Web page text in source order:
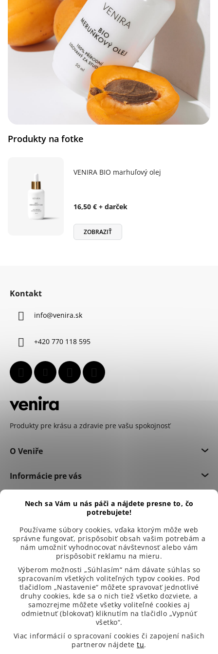
Nech sa Vám u nás páči a nájdete presne to, čo
potrebujete!
Používame súbory cookies, vďaka ktorým môže web
správne fungovať, prispôsobiť obsah vašim potrebám a
nám umožniť vyhodnocovať návštevnosť alebo vám
prispôsobiť reklamu na mieru.
Výberom možnosti „Súhlasím“ nám dávate súhlas so
spracovaním všetkých voliteľných typov cookies. Pod
tlačidlom „Nastavenie“ môžete spravovať jednotlivé
druhy cookies, kde sa o nich tiež všetko dozviete, a
samozrejme môžete všetky voliteľné cookies aj
odmietnuť (blokovať) kliknutím na tlačidlo „Vypnúť
všetko“.
Viac informácií o spracovaní cookies či zapojení našich
partnerov nájdetetu.
Produkty na fotke
VENIRA BIO marhuľový olej
16,50 € + darček
ZOBRAZIŤ
Kontakt
info@venira.sk
+420 770 118 595
Produkty pre krásu a zdravie pre vašu spokojnosť
O Veniře
Informácie pre vás
Dôležité informácie
99 % spokojených zákazníků